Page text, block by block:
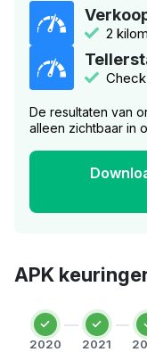
2
De resultaten van
alleen zichtbaar in
APK
2020 2021